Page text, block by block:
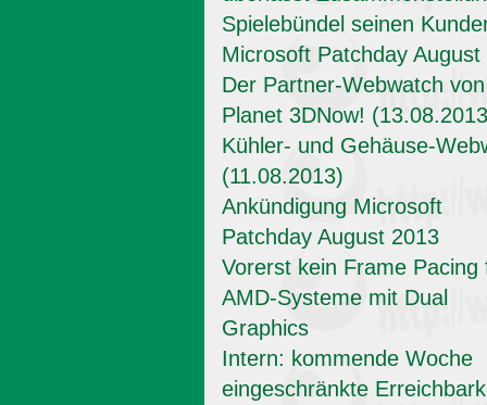
Spielebündel seinen
Microsoft Patchday August
Der Partner-Webwatch von
Planet 3DNow!
Kühler- und Gehäuse-
(11.08.2013)
Ankündigung Microsoft
Patchday August 2013
Vorerst kein Frame Pacing
AMD-Systeme mit Dual
Graphics
Intern: kommende Woche
eingeschränkte